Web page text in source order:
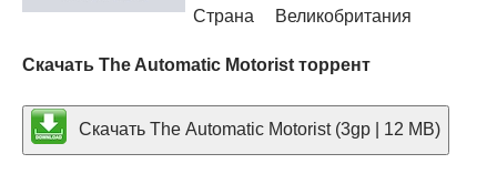
Страна
Великобритания
Скачать The Automatic Motorist торрент
Скачать The Automatic Motorist (3gp | 12 MB)